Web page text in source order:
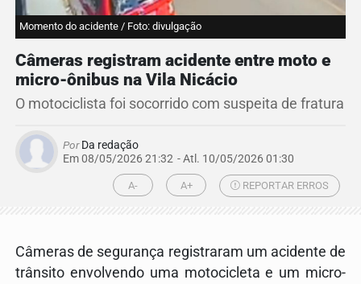
Momento do acidente / Foto: divulgação
Câmeras registram acidente entre moto e
micro-ônibus na Vila Nicácio
O motociclista foi socorrido com suspeita de fratura
PorDa redação
Em 08/05/2026 21:32 - Atl. 10/05/2026 01:30
A- A+ REPORTAR ERROS
Câmeras de segurança registraram um acidente de
trânsito envolvendo uma motocicleta e um micro-